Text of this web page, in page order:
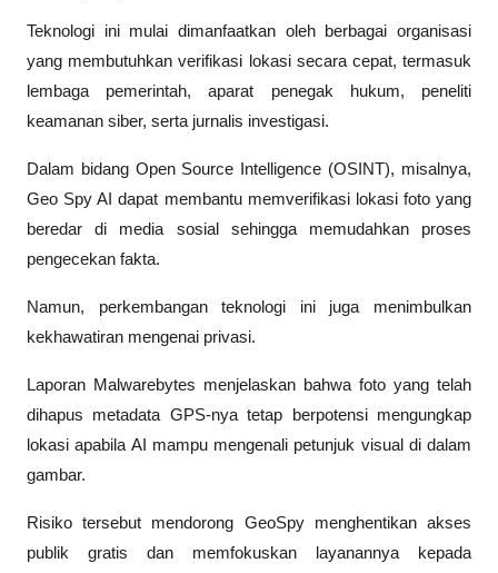
Teknologi ini mulai dimanfaatkan oleh berbagai organisasi
yang membutuhkan verifikasi lokasi secara cepat, termasuk
lembaga pemerintah, aparat penegak hukum, peneliti
keamanan siber, serta jurnalis investigasi.
Dalam bidang Open Source Intelligence (OSINT), misalnya,
Geo Spy AI dapat membantu memverifikasi lokasi foto yang
beredar di media sosial sehingga memudahkan proses
pengecekan fakta.
Namun, perkembangan teknologi ini juga menimbulkan
kekhawatiran mengenai privasi.
Laporan Malwarebytes menjelaskan bahwa foto yang telah
dihapus metadata GPS-nya tetap berpotensi mengungkap
lokasi apabila AI mampu mengenali petunjuk visual di dalam
gambar.
Risiko tersebut mendorong GeoSpy menghentikan akses
publik gratis dan memfokuskan layanannya kepada